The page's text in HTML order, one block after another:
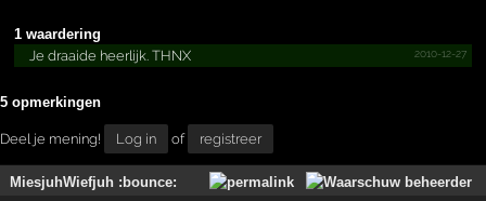
1 waardering
2010-12-27
Je draaide heerlijk. THNX
5 opmerkingen
Deel je mening! Log in of registreer
MiesjuhWiefjuh :bounce: